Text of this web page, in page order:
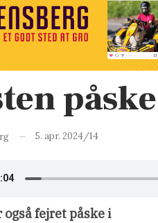
5. apr. 2024/14
fejret påske i